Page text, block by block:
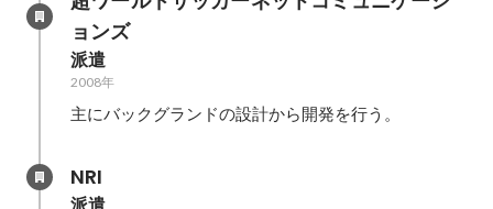
ョンズ
派遣
2008年
主にバックグランドの設計から開発を行う。
NRI